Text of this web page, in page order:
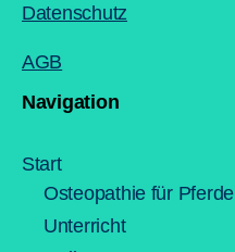
Datenschutz
AGB
Navigation
Start
Osteopathie für Pferde
Unterricht